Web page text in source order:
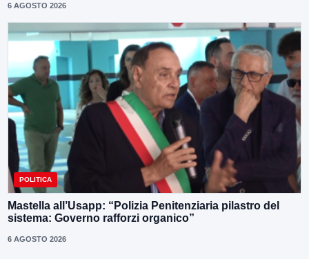
6 AGOSTO 2026
POLITICA
Mastella all’Usapp: “Polizia Penitenziaria pilastro del
sistema: Governo rafforzi organico”
6 AGOSTO 2026